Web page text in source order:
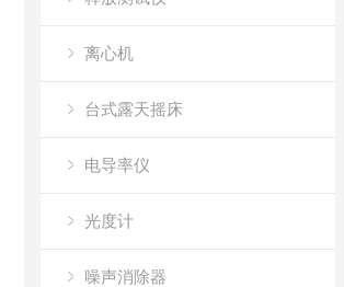
离心机
台式露天摇床
电导率仪
光度计
噪声消除器